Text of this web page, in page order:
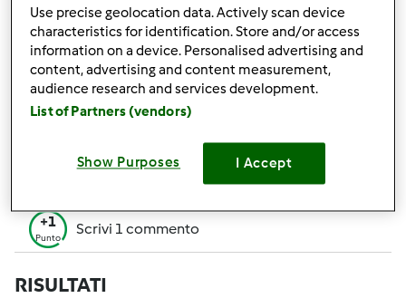
+50
Punti
Vincitore di un contest
+10
Punti
Creare 1 ricetta (tutti i campi= 10 p. Solo i
campi obbligatori=5 p.)
+1
Punto
Scrivi 1 commento
RISULTATI
Use precise geolocation data. Actively scan device
characteristics for identification. Store and/or access
information on a device. Personalised advertising and
content, advertising and content measurement,
audience research and services development.
List of Partners (vendors)
Show Purposes I Accept